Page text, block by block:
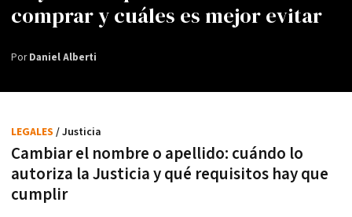
comprar y cuáles es mejor evitar
PorDaniel Alberti
Cambiar el nombre o apellido: cuándo lo
autoriza la Justicia y qué requisitos hay que
cumplir
LEGALES / Justicia